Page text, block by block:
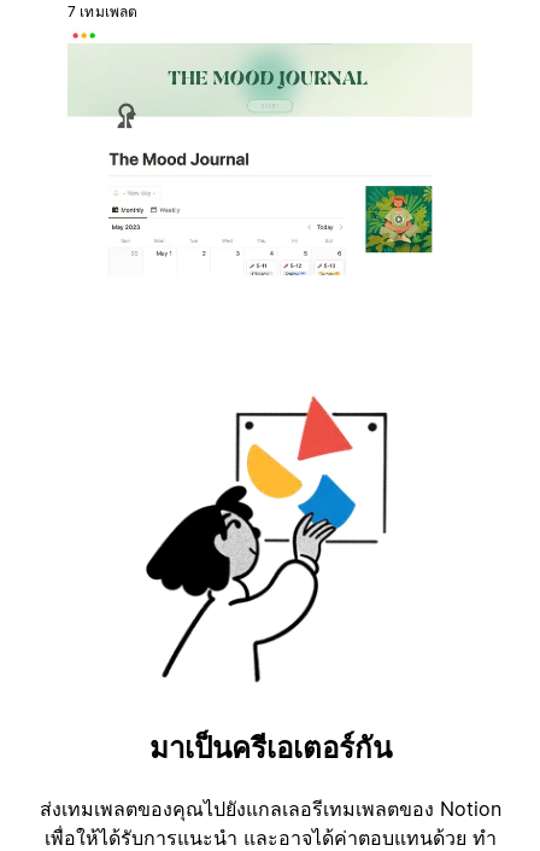
7 เทมเพลต
มาเป็นครีเอเตอร์กัน
ส่งเทมเพลตของคุณไปยังแกลเลอรีเทมเพลตของ Notion
เพื่อให้ได้รับการแนะนำ และอาจได้ค่าตอบแทนด้วย ทำ